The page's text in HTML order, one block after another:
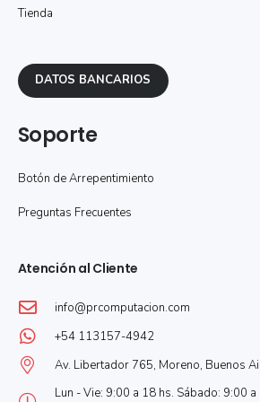
Tienda
DATOS BANCARIOS
Soporte
Botón de Arrepentimiento
Preguntas Frecuentes
Atención al Cliente
info@prcomputacion.com
+54 113157-4942
Av. Libertador 765, Moreno, Buenos
Lun - Vie: 9:00 a 18 hs. Sábado: 9:00